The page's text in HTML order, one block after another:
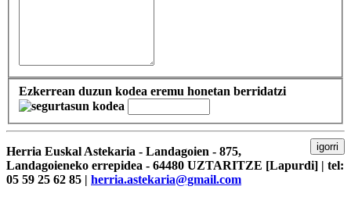
Ezkerrean duzun kodea eremu honetan berridatzi
igorri
Herria Euskal Astekaria - Landagoien - 875,
Landagoieneko errepidea - 64480 UZTARITZE [Lapurdi] | tel:
05 59 25 62 85 | herria.astekaria@gmail.com